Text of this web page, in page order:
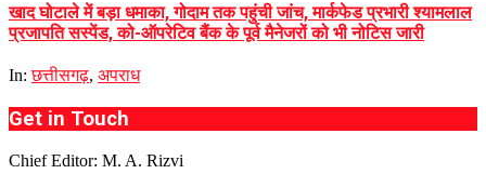
खाद घोटाले में बड़ा धमाका, गोदाम तक पहुंची जांच, मार्कफेड प्रभारी श्यामलाल
प्रजापति सस्पेंड, को-ऑपरेटिव बैंक के पूर्व मैनेजरों को भी नोटिस जारी
In: छत्तीसगढ़, अपराध
Get in Touch
Chief Editor: M. A. Rizvi